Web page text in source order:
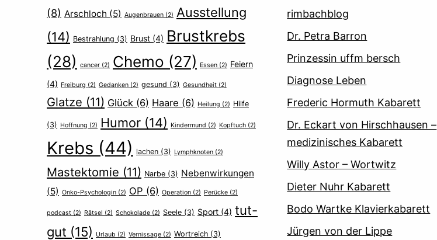
(8) Arschloch (5) Augenbrauen (2) Ausstellung
(14) Bestrahlung (3) Brust (4) Brustkrebs
(28)
cancer (2) Chemo (27) Essen (2) Feiern
(4) Freiburg (2) Gedanken (2) gesund (3) Gesundheit (2)
Glatze (11) Glück (6) Haare (6) Heilung (2) Hilfe
(3) Hoffnung (2) Humor (14) Kindermund (2) Kopftuch (2)
Krebs (44) lachen (3) Lymphknoten (2)
Mastektomie (11) Narbe (3) Nebenwirkungen
(5) Onko-Psychologin (2) OP (6) Operation (2) Perücke (2)
podcast (2) Rätsel (2) Schokolade (2) Seele (3) Sport (4) tut-
gut (15) Urlaub (2) Vernissage (2) Wortreich (3)
rimbachblog
Dr. Petra Barron
Prinzessin uffm bersch
Diagnose Leben
Frederic Hormuth Kabarett
Dr. Eckart von Hirschhausen –
medizinisches Kabarett
Willy Astor – Wortwitz
Dieter Nuhr Kabarett
Bodo Wartke Klavierkabarett
Jürgen von der Lippe